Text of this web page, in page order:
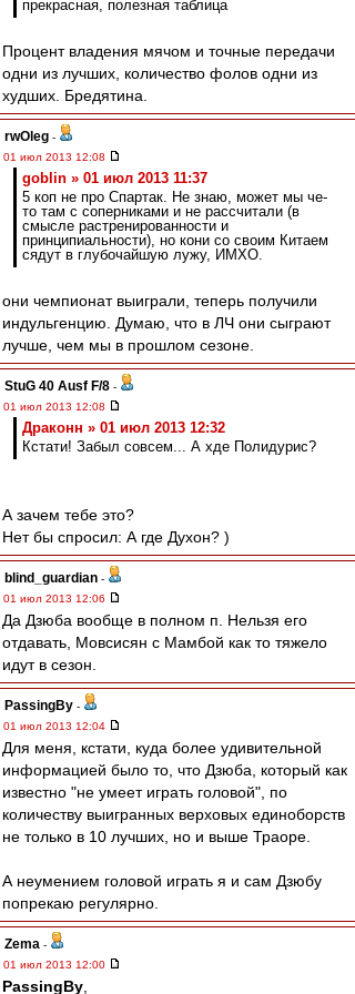
прекрасная, полезная таблица
Процент владения мячом и точные передачи
одни из лучших, количество фолов одни из
худших. Бредятина.
rwOleg -
01 июл 2013 12:08
goblin » 01 июл 2013 11:37
5 коп не про Спартак. Не знаю, может мы че-
то там с соперниками и не рассчитали (в
смысле растренированности и
принципиальности), но кони со своим Китаем
сядут в глубочайшую лужу, ИМХО.
они чемпионат выиграли, теперь получили
индульгенцию. Думаю, что в ЛЧ они сыграют
лучше, чем мы в прошлом сезоне.
StuG 40 Ausf F/8 -
01 июл 2013 12:08
Драконн » 01 июл 2013 12:32
Кстати! Забыл совсем... А хде Полидурис?
А зачем тебе это?
Нет бы спросил: А где Духон? )
blind_guardian -
01 июл 2013 12:06
Да Дзюба вообще в полном п. Нельзя его
отдавать, Мовсисян с Мамбой как то тяжело
идут в сезон.
PassingBy -
01 июл 2013 12:04
Для меня, кстати, куда более удивительной
информацией было то, что Дзюба, который как
известно "не умеет играть головой", по
количеству выигранных верховых единоборств
не только в 10 лучших, но и выше Траоре.
А неумением головой играть я и сам Дзюбу
попрекаю регулярно.
Zema -
01 июл 2013 12:00
PassingBy